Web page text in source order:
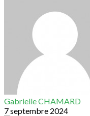
Gabrielle CHAMARD
7 septembre 2024